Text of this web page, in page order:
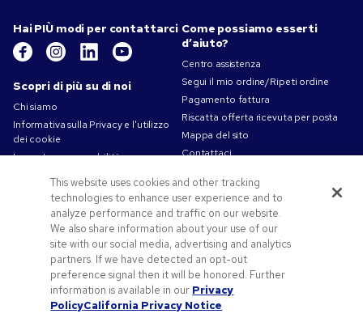
Hai PIÙ modi per contattarci
Scopri di più su di noi
Chi siamo
Informativa sulla Privacy e l'utilizzo
dei cookie
La nostra responsabilità
Termini d'uso
Condizioni di vendita
Lavorare in Pens.com
Offerte e risorse
Gadget personalizzati
Codici promozionali e coupon
Spunti Grafici Personalizzazione
Come possiamo esserti
d’aiuto?
Centro assistenza
Segui il mio ordine/Ripeti ordine
Pagamento fattura
Riscatta offerta ricevuta per posta
Mappa del sito
Contattaci
This website uses cookies and other tracking
technologies to enhance user experience and to
analyze performance and traffic on our website.
We also share information about your use of our
site with our social media, advertising and analytics
partners. If we have detected an opt-out
preference signal then it will be honored. Further
information is available in our Privacy
PolicyCalifornia Privacy Notice